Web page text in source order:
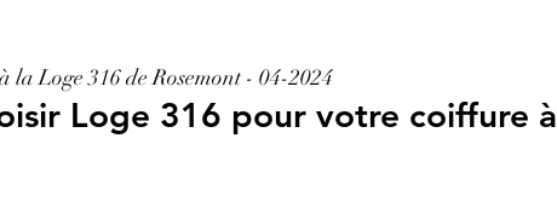
Loge 316 de Rosemont - 04-2024
Loge 316 pour votre coiffure à